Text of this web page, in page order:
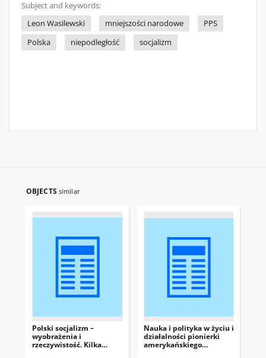
Subject and keywords:
Leon Wasilewski
mniejszości narodowe
PPS
Polska
niepodległość socjalizm
OBJECTS similar
Polski socjalizm –
wyobrażenia i
rzeczywistość. Kilka
Nauka i polityka w życiu i
działalności pionierki
amerykańskiego